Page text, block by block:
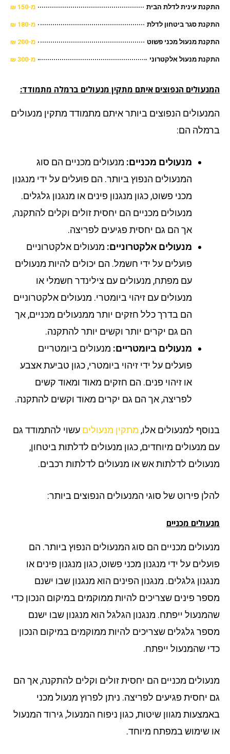
עינית לדלת הבית מ-150 ₪
סגר ביטחון לדלת מ-180 ₪
מנעול מכני פשוט מ-200 ₪
מנעול אלקטרוני מ-300 ₪
הנפוצים איתם מתקין מנעולים ברמלה מתמודד:
הנפוצים ביותר איתם מתמודד מתקין מנעולים
הם:
מנעולים מכניים:מנעולים מכניים הם סוג
המנעולים הנפוץ ביותר. הם פועלים על ידי מנגנון
מכני פשוט, כגון מנגנון פינים או מנגנון גלגלים.
מנעולים מכניים הם יחסית זולים וקלים להתקנה,
אך הם גם יחסית פגיעים לפריצה.
מנעולים אלקטרוניים:מנעולים אלקטרוניים
פועלים על ידי חשמל. הם יכולים להיות מנעולים
עם מפתח, מנעולים עם צילינדר חשמלי או
מנעולים עם זיהוי ביומטרי. מנעולים אלקטרוניים
הם בדרך כלל חזקים יותר ממנעולים מכניים, אך
הם גם יקרים יותר וקשים יותר להתקנה.
מנעולים ביומטריים:מנעולים ביומטריים
פועלים על ידי זיהוי ביומטרי, כגון טביעת אצבע
או זיהוי פנים. הם חזקים מאוד ומאוד קשים
לפריצה, אך הם גם יקרים מאוד וקשים להתקנה.
למנעולים אלו, מתקין מנעוליםעשוי להתמודד גם
מנעולים מיוחדים, כגון מנעולים לדלתות ביטחון,
לדלתות אש או מנעולים לדלתות רכבים.
פירוט של סוגי המנעולים הנפוצים ביותר:
מכניים
מכניים הם סוג המנעולים הנפוץ ביותר. הם
על ידי מנגנון מכני פשוט, כגון מנגנון פינים או
גלגלים. מנגנון הפינים הוא מנגנון שבו ישנם
פינים שצריכים להיות ממוקמים במיקום הנכון כדי
ייפתח. מנגנון הגלגל הוא מנגנון שבו ישנם
גלגלים שצריכים להיות ממוקמים במיקום הנכון
שהמנעול ייפתח.
מכניים הם יחסית זולים וקלים להתקנה, אך הם
יחסית פגיעים לפריצה. ניתן לפרוץ מנעול מכני
מגוון שיטות, כגון ניפוח המנעול, גירוד המנעול
שימוש במפתח מיוחד.